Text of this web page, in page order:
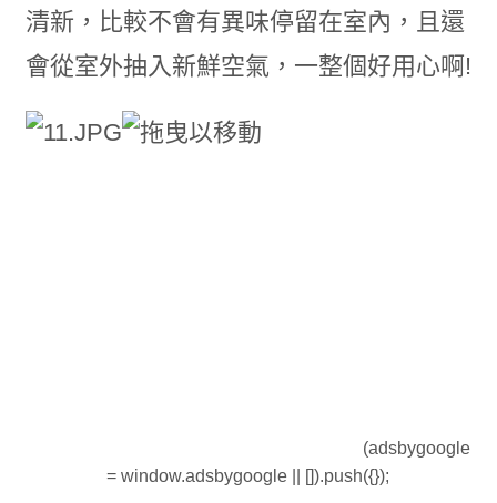
清新，比較不會有異味停留在室內，且還
會從室外抽入新鮮空氣，一整個好用心啊!
(adsbygoogle
= window.adsbygoogle || []).push({});